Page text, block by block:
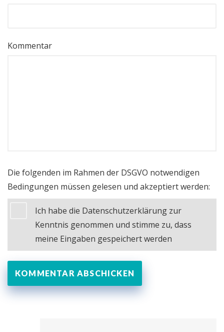
Kommentar
Die folgenden im Rahmen der DSGVO notwendigen
Bedingungen müssen gelesen und akzeptiert werden:
Ich habe die Datenschutzerklärung zur
Kenntnis genommen und stimme zu, dass
meine Eingaben gespeichert werden